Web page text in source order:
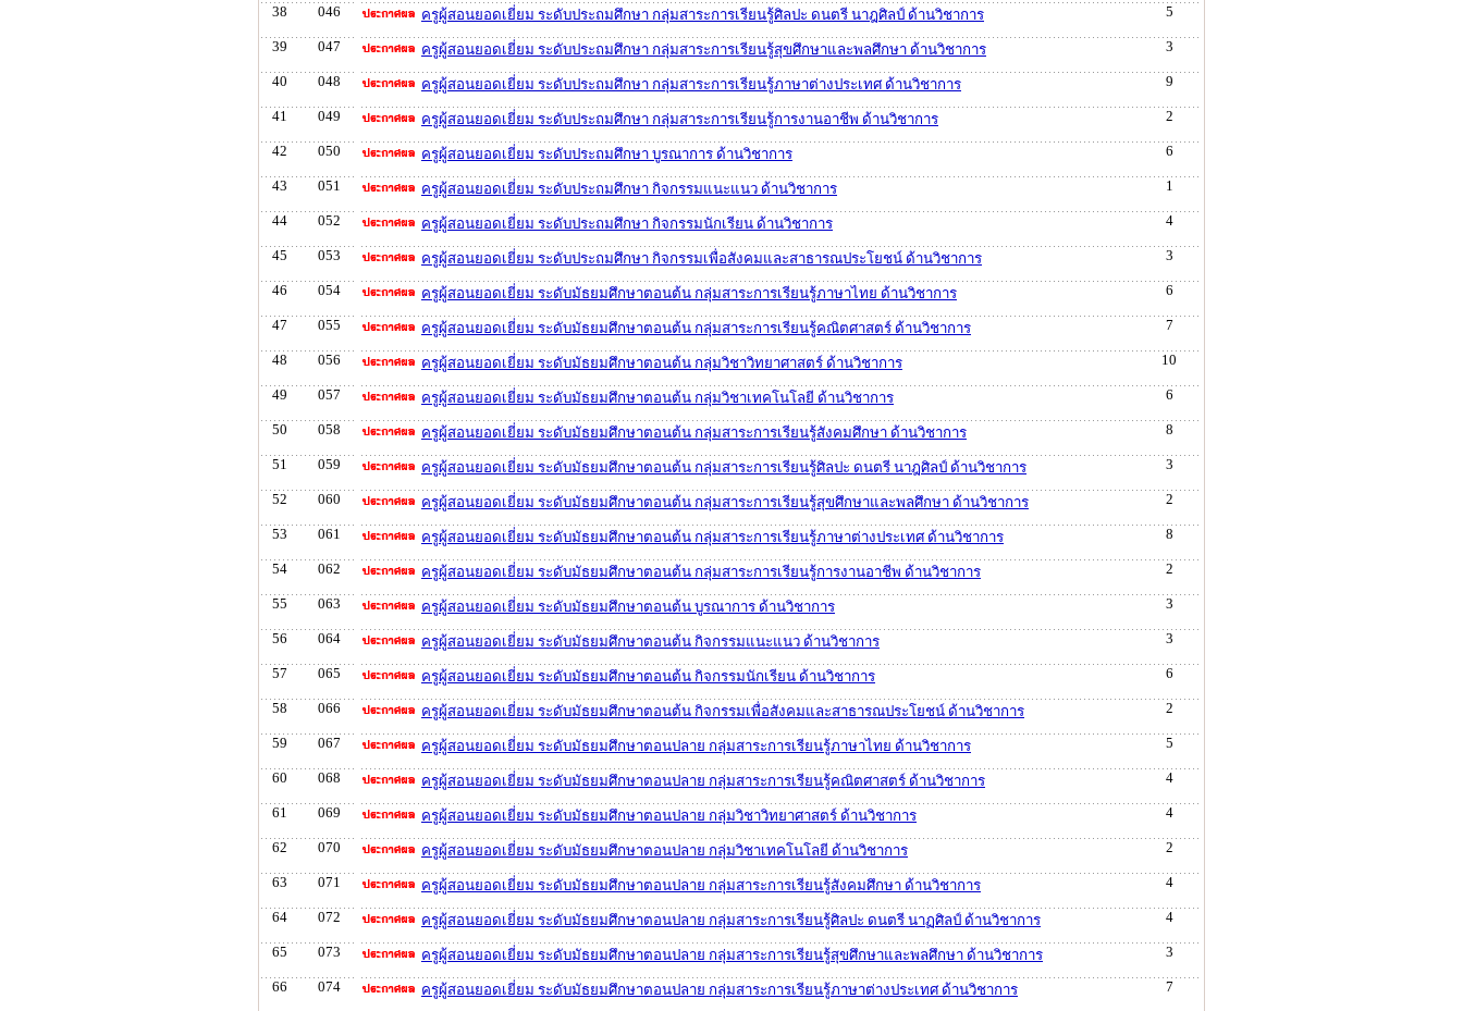
38 046 ครูผู้สอนยอดเยี่ยม ระดับประถมศึกษา กลุ่มสาระการเรียนรู้ศิลปะ ดนตรี นาฎศิลป์ ด้านวิชาการ 5
39 047 ครูผู้สอนยอดเยี่ยม ระดับประถมศึกษา กลุ่มสาระการเรียนรู้สุขศึกษาและพลศึกษา ด้านวิชาการ 3
40 048 ครูผู้สอนยอดเยี่ยม ระดับประถมศึกษา กลุ่มสาระการเรียนรู้ภาษาต่างประเทศ ด้านวิชาการ 9
41 049 ครูผู้สอนยอดเยี่ยม ระดับประถมศึกษา กลุ่มสาระการเรียนรู้การงานอาชีพ ด้านวิชาการ 2
42 050 ครูผู้สอนยอดเยี่ยม ระดับประถมศึกษา บูรณาการ ด้านวิชาการ 6
43 051 ครูผู้สอนยอดเยี่ยม ระดับประถมศึกษา กิจกรรมแนะแนว ด้านวิชาการ 1
44 052 ครูผู้สอนยอดเยี่ยม ระดับประถมศึกษา กิจกรรมนักเรียน ด้านวิชาการ 4
45 053 ครูผู้สอนยอดเยี่ยม ระดับประถมศึกษา กิจกรรมเพื่อสังคมและสาธารณประโยชน์ ด้านวิชาการ 3
46 054 ครูผู้สอนยอดเยี่ยม ระดับมัธยมศึกษาตอนต้น กลุ่มสาระการเรียนรู้ภาษาไทย ด้านวิชาการ 6
47 055 ครูผู้สอนยอดเยี่ยม ระดับมัธยมศึกษาตอนต้น กลุ่มสาระการเรียนรู้คณิตศาสตร์ ด้านวิชาการ 7
48 056 ครูผู้สอนยอดเยี่ยม ระดับมัธยมศึกษาตอนต้น กลุ่มวิชาวิทยาศาสตร์ ด้านวิชาการ 10
49 057 ครูผู้สอนยอดเยี่ยม ระดับมัธยมศึกษาตอนต้น กลุ่มวิชาเทคโนโลยี ด้านวิชาการ 6
50 058 ครูผู้สอนยอดเยี่ยม ระดับมัธยมศึกษาตอนต้น กลุ่มสาระการเรียนรู้สังคมศึกษา ด้านวิชาการ 8
51 059 ครูผู้สอนยอดเยี่ยม ระดับมัธยมศึกษาตอนต้น กลุ่มสาระการเรียนรู้ศิลปะ ดนตรี นาฎศิลป์ ด้านวิชาการ 3
52 060 ครูผู้สอนยอดเยี่ยม ระดับมัธยมศึกษาตอนต้น กลุ่มสาระการเรียนรู้สุขศึกษาและพลศึกษา ด้านวิชาการ 2
53 061 ครูผู้สอนยอดเยี่ยม ระดับมัธยมศึกษาตอนต้น กลุ่มสาระการเรียนรู้ภาษาต่างประเทศ ด้านวิชาการ 8
54 062 ครูผู้สอนยอดเยี่ยม ระดับมัธยมศึกษาตอนต้น กลุ่มสาระการเรียนรู้การงานอาชีพ ด้านวิชาการ 2
55 063 ครูผู้สอนยอดเยี่ยม ระดับมัธยมศึกษาตอนต้น บูรณาการ ด้านวิชาการ 3
56 064 ครูผู้สอนยอดเยี่ยม ระดับมัธยมศึกษาตอนต้น กิจกรรมแนะแนว ด้านวิชาการ 3
57 065 ครูผู้สอนยอดเยี่ยม ระดับมัธยมศึกษาตอนต้น กิจกรรมนักเรียน ด้านวิชาการ 6
58 066 ครูผู้สอนยอดเยี่ยม ระดับมัธยมศึกษาตอนต้น กิจกรรมเพื่อสังคมและสาธารณประโยชน์ ด้านวิชาการ 2
59 067 ครูผู้สอนยอดเยี่ยม ระดับมัธยมศึกษาตอนปลาย กลุ่มสาระการเรียนรู้ภาษาไทย ด้านวิชาการ 5
60 068 ครูผู้สอนยอดเยี่ยม ระดับมัธยมศึกษาตอนปลาย กลุ่มสาระการเรียนรู้คณิตศาสตร์ ด้านวิชาการ 4
61 069 ครูผู้สอนยอดเยี่ยม ระดับมัธยมศึกษาตอนปลาย กลุ่มวิชาวิทยาศาสตร์ ด้านวิชาการ 4
62 070 ครูผู้สอนยอดเยี่ยม ระดับมัธยมศึกษาตอนปลาย กลุ่มวิชาเทคโนโลยี ด้านวิชาการ 2
63 071 ครูผู้สอนยอดเยี่ยม ระดับมัธยมศึกษาตอนปลาย กลุ่มสาระการเรียนรู้สังคมศึกษา ด้านวิชาการ 4
64 072 ครูผู้สอนยอดเยี่ยม ระดับมัธยมศึกษาตอนปลาย กลุ่มสาระการเรียนรู้ศิลปะ ดนตรี นาฏศิลป์ ด้านวิชาการ 4
65 073 ครูผู้สอนยอดเยี่ยม ระดับมัธยมศึกษาตอนปลาย กลุ่มสาระการเรียนรู้สุขศึกษาและพลศึกษา ด้านวิชาการ 3
66 074 ครูผู้สอนยอดเยี่ยม ระดับมัธยมศึกษาตอนปลาย กลุ่มสาระการเรียนรู้ภาษาต่างประเทศ ด้านวิชาการ 7